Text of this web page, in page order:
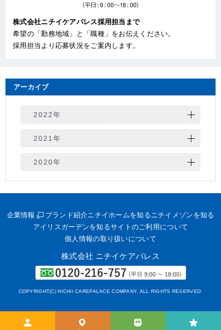
株式会社ニチイケアパレス採用担当まで
希望の「勤務地域」と「職種」をお伝えください。
採用担当より応募状況をご案内します。
アーカイブ
2022年
6月
5月
4月 3月
1月
2021年
9月
8月
6月
2020年
企業情報 ブランド紹介ニチイホームを知るニチイメゾンを知る
アイリスガーデンを知るサイトのご利用について
個人情報の取り扱いについて
株式会社 ニチイケアパレス
COPYRIGHT(C) NICHII CAREPALACE COMPANY. ALL RIGHTS RESERVED.